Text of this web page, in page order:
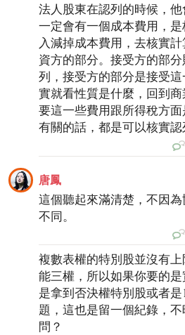
法人股東在認列的時候，
一定會有一個成本費用，
入減掉成本費用，去核實
資方的部分。接受方的部
列，接受方的部分是接受
實就看性質是什麼，回到
要這一些費用跟所得稅方
有關的話，都是可以核實認
唐鳳
這個聽起來滿清楚，不因
不同。
複數表權的特別股並沒有
能三權，所以如果你要的
是拿到否決權特別股或者
題，這也是留一個紀錄，
問？